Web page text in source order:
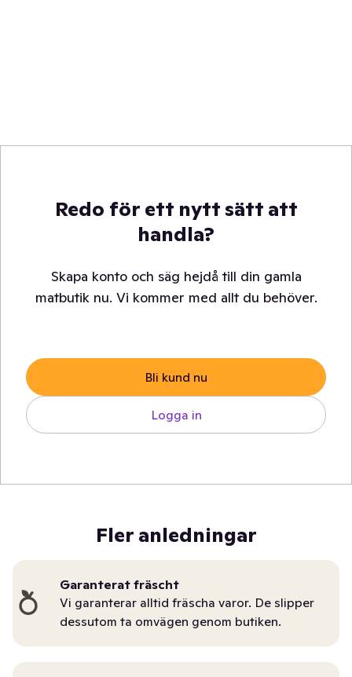
Redo för ett nytt sätt att
handla?
Skapa konto och säg hejdå till din gamla
matbutik nu. Vi kommer med allt du behöver.
Bli kund nu
Logga in
Fler anledningar
Garanterat fräscht
Vi garanterar alltid fräscha varor. De slipper
dessutom ta omvägen genom butiken.